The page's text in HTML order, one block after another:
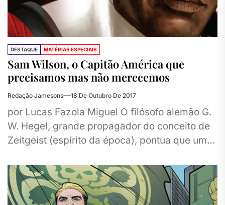
DESTAQUE MATÉRIAS ESPECIAIS
Sam Wilson, o Capitão América que
precisamos mas não merecemos
Redação Jamesons 18 De Outubro De 2017
por Lucas Fazola Miguel O filósofo alemão G.
W. Hegel, grande propagador do conceito de
Zeitgeist (espírito da época), pontua que um